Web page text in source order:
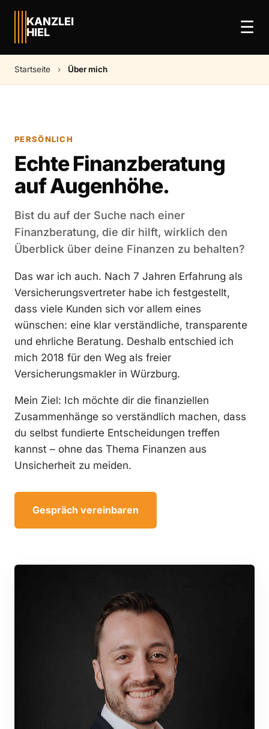
KANZLEI
HIEL
☰
Startseite › Über mich
PERSÖNLICH
Echte Finanzberatung
auf Augenhöhe.
Bist du auf der Suche nach einer
Finanzberatung, die dir hilft, wirklich den
Überblick über deine Finanzen zu behalten?
Das war ich auch. Nach 7 Jahren Erfahrung als
Versicherungsvertreter habe ich festgestellt,
dass viele Kunden sich vor allem eines
wünschen: eine klar verständliche, transparente
und ehrliche Beratung. Deshalb entschied ich
mich 2018 für den Weg als freier
Versicherungsmakler in Würzburg.
Mein Ziel: Ich möchte dir die finanziellen
Zusammenhänge so verständlich machen, dass
du selbst fundierte Entscheidungen treffen
kannst – ohne das Thema Finanzen aus
Unsicherheit zu meiden.
Gespräch vereinbaren